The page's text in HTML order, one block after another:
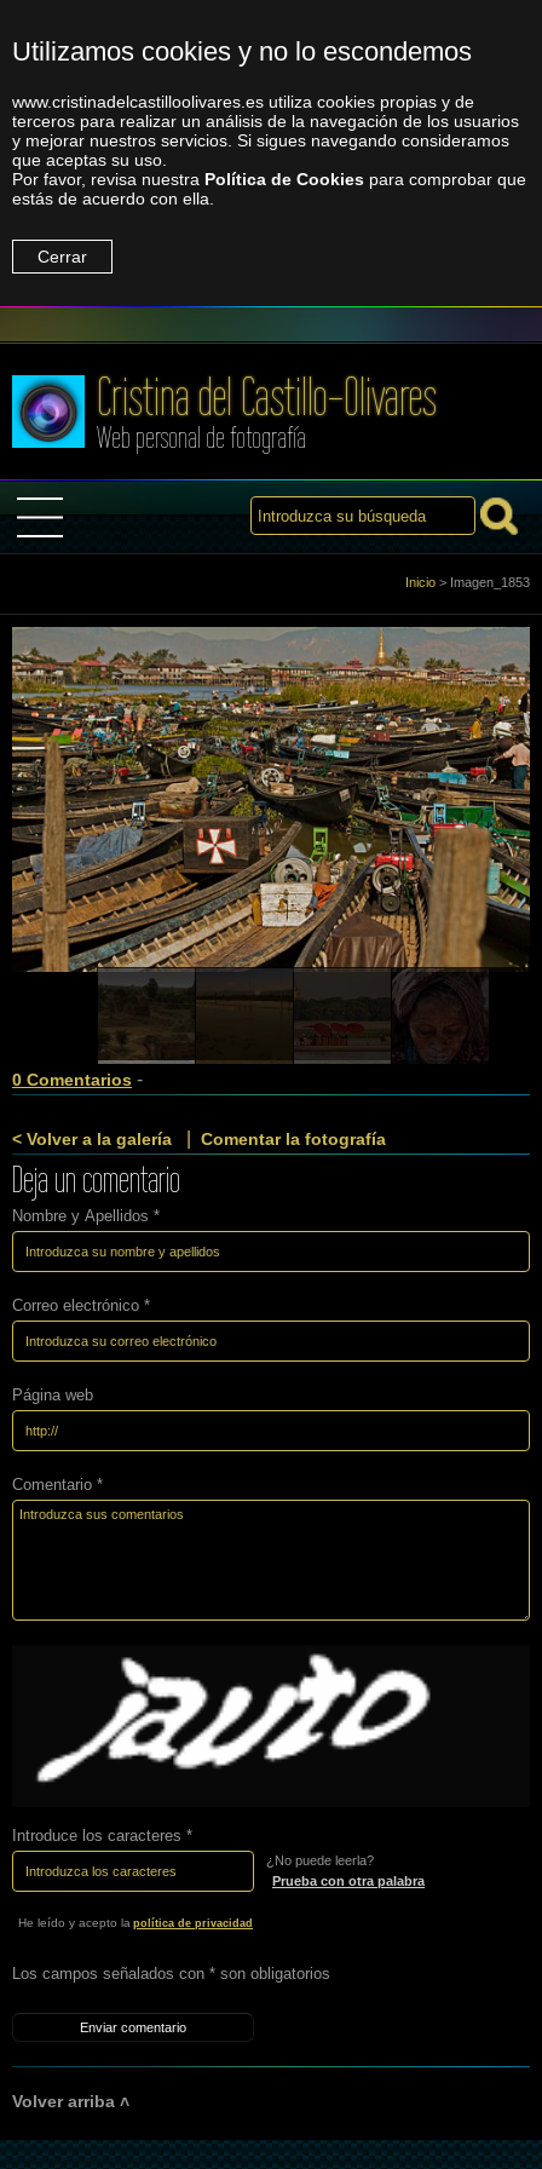
Utilizamos cookies y no lo escondemos
www.cristinadelcastilloolivares.es utiliza cookies propias y de
terceros para realizar un análisis de la navegación de los usuarios
y mejorar nuestros servicios. Si sigues navegando consideramos
que aceptas su uso.
Por favor, revisa nuestra Política de Cookies para comprobar que
estás de acuerdo con ella.
Cerrar
Cristina del Castillo-Olivares
Web personal de fotografía
Sobre Mi
Galería
Libro de visitas
Enlaces
Contacto
Inicio > Imagen_1853
0 Comentarios -
< Volver a la galería Comentar la fotografía
Deja un comentario
Nombre y Apellidos *
Correo electrónico *
Página web
Comentario *
Introduce los caracteres *
¿No puede leerla?
Prueba con otra palabra
He leído y acepto la política de privacidad
Los campos señalados con * son obligatorios
Volver arriba ˄